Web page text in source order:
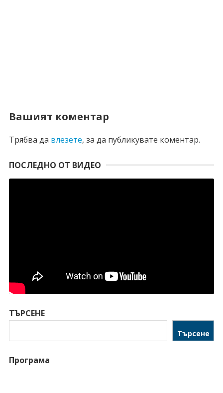
Вашият коментар
Трябва да влезете, за да публикувате коментар.
ПОСЛЕДНО ОТ ВИДЕО
ТЪРСЕНЕ
Търсене
Програма